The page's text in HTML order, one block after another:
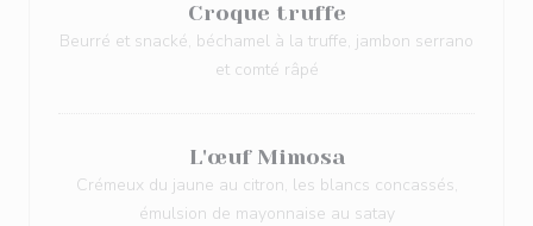
Croque truffe
Beurré et snacké, béchamel à la truffe, jambon serrano
et comté râpé
L'œuf Mimosa
Crémeux du jaune au citron, les blancs concassés,
émulsion de mayonnaise au satay